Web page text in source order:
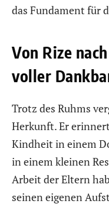
das Fundament für
Von Rize
voller
Trotz des Ruhms
Herkunft. Er
Kindheit in einem
in einem kleinen
Arbeit der Eltern
seinen eigenen